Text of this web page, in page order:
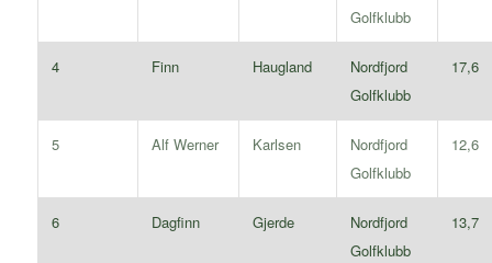
Golfklubb
4 Finn Haugland
Nordfjord
Golfklubb
17,6
5 Alf Werner Karlsen
Nordfjord
Golfklubb
12,6
6 Dagfinn Gjerde
Nordfjord
Golfklubb
13,7